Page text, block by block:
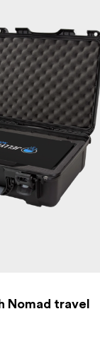
Nomad travel